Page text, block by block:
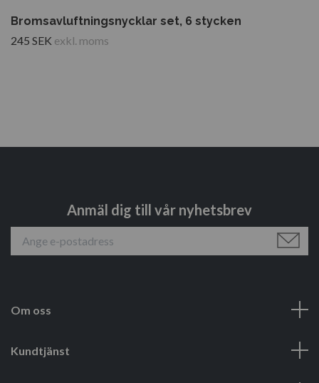
Bromsavluftningsnycklar set, 6 stycken
245 SEK exkl. moms
Anmäl dig till vår nyhetsbrev
Om oss
Kundtjänst